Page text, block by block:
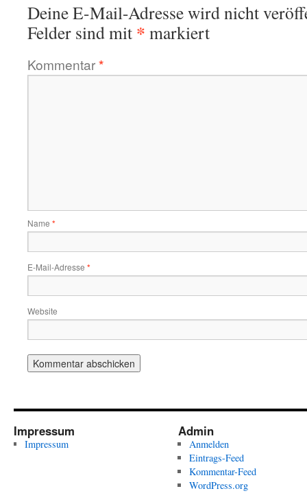
Deine E-Mail-Adresse wird nicht
Felder sind mit * markiert
Kommentar*
Name *
E-Mail-Adresse *
Website
Impressum
Impressum
Admin
Anmelden
Eintrags-Feed
Kommentar-Feed
WordPress.org